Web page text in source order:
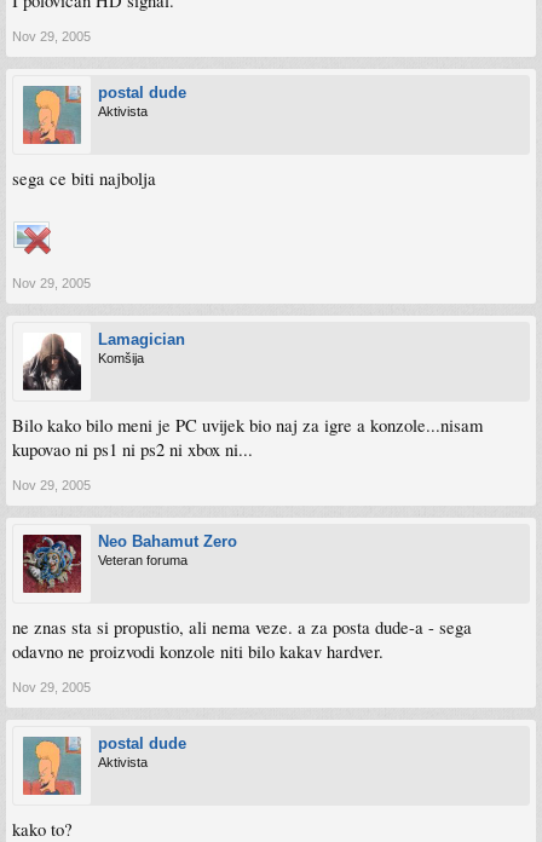
Nov 29, 2005
postal dude
Aktivista
sega ce biti najbolja
Nov 29, 2005
Lamagician
Komšija
Bilo kako bilo meni je PC uvijek bio naj za igre a konzole...nisam
kupovao ni ps1 ni ps2 ni xbox ni...
Nov 29, 2005
Neo Bahamut Zero
Veteran foruma
ne znas sta si propustio, ali nema veze. a za posta dude-a - sega
odavno ne proizvodi konzole niti bilo kakav hardver.
Nov 29, 2005
postal dude
Aktivista
kako to?